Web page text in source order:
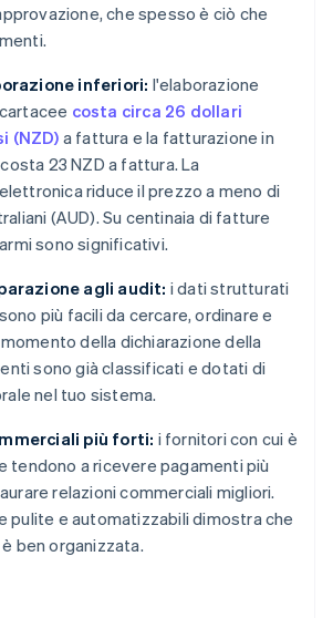
che spesso è ciò che
inferiori: l'elaborazione
costa circa 26 dollari
(NZD) a fattura e la fatturazione in
23 NZD a fattura. La
riduce il prezzo a meno di
(AUD). Su centinaia di fatture
sono significativi.
agli audit: i dati strutturati
più facili da cercare, ordinare e
della dichiarazione della
sono già classificati e dotati di
nel tuo sistema.
più forti: i fornitori con cui è
tendono a ricevere pagamenti più
relazioni commerciali migliori.
pulite e automatizzabili dimostra che
ben organizzata.